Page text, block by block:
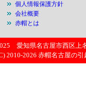
個人情報保護方針
会社概要
赤帽とは
愛知県名古屋市西区上
2010-2026 赤帽名古屋の引